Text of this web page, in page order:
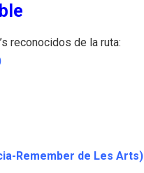
reconocidos de la ruta:
Remember de Les Arts)